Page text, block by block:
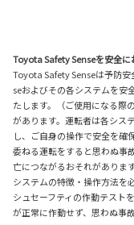
Toyota Safety Senseを安全
Toyota Safety Senseは予防
seおよびその各システムを安
たします。（ご使用になる
があります。運転者は各シス
し、ご自身の操作で安全を
委ねる運転をすると思わぬ事
亡につながるおそれがあり
システムの特徴・操作方法
シュセーフティの作動テスト
が正常に作動せず、思わぬ事